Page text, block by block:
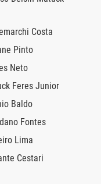
Costa
Pinto
Neto
Feres Junior
Baldo
Fontes
Lima
Cestari